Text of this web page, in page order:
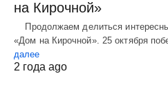
на Кирочной»
Продолжаем делиться
«Дом на Кирочной». 25 октября
далее
2 года ago